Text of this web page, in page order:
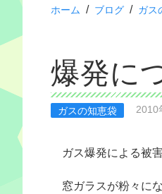
ホーム / ブログ / ガス
爆発に
ガスの知恵袋 2010
ガス爆発による被
窓ガラスが粉々に